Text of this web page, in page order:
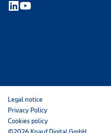
Legal notice
Privacy Policy
Cookies policy